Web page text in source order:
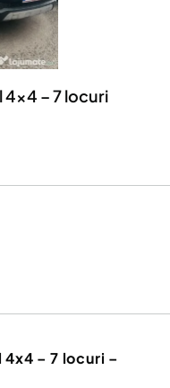
4x4 – 7 locuri
– 7 locuri –